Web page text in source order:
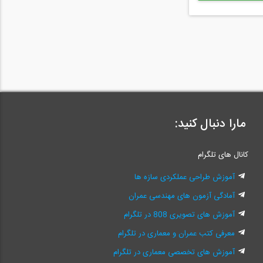
مارا دنبال کنید:
کانال های تلگرام
آموزش طراحی عملکردی سازه ها
آمادگی آزمون های مهندسی عمران
آموزش های تصویری 808 در تلگرام
معرفی کتب عمران و معماری در تلگرام
آموزش های تخصصی معماری در تلگرام